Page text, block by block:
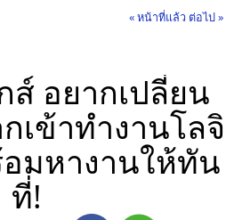
« หน้าที่แล้ว ต่อไป »
ส์ อยากเปลี่ยน
เข้าทำงานโลจิ
อมหางานให้ทัน
ที่!